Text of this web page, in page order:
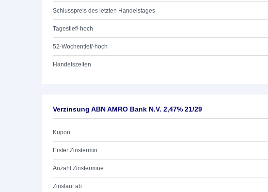
Schlusspreis des letzten Handelstages
Tagestief/-hoch
52-Wochentief/-hoch
Handelszeiten
Verzinsung ABN AMRO Bank N.V. 2,47% 21/29
Kupon
Erster Zinstermin
Anzahl Zinstermine
Zinslauf ab